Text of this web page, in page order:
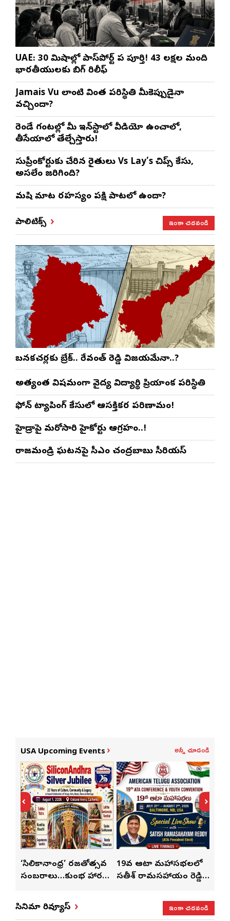
UAE: 30 నిమిషాల్లో పాస్‌పోర్ట్ పని పూర్తి! 43 లక్షల మంది
భారతీయులకు బిగ్ రిలీఫ్
Jamais Vu లాంటి వింత పరిస్థితి మీకెప్పుడైనా
వచ్చిందా?
రెండే గంటల్లో మీ ఇన్‌స్టాలో వీడియో ఉంచాలో,
తీసేయాలో తేల్చేస్తారు!
సుప్రీంకోర్టుకు చేరిన రైతులు Vs Lay’s చిప్స్‌ కేసు,
అసలేం జరిగింది?
మనిషి మాట రహస్యం పక్షి పాటలో ఉందా?
పాలిటిక్స్ ఇంకా చదవండి
బనకచర్లకు బ్రేక్.. రేవంత్ రెడ్డి విజయమేనా..?
అత్యంత విషమంగా వైద్య విద్యార్థిని ప్రియాంక పరిస్థితి
ఫోన్ ట్యాపింగ్ కేసులో ఆసక్తికర పరిణామం!
హైడ్రాపై మరోసారి హైకోర్టు ఆగ్రహం..!
రాజమండ్రి ఘటనపై సీఎం చంద్రబాబు సీరియస్
USA Upcoming Events అన్నీ చూడండి
‘సిలికానాంధ్ర’ రజతోత్సవ
సంబరాలు…కుంభ హారతి
19వ ఆటా మహాసభలలో
సతీశ్ రామసహాయం రెడ్డి
సినిమా రివ్యూస్
ఇంకా చదవండి